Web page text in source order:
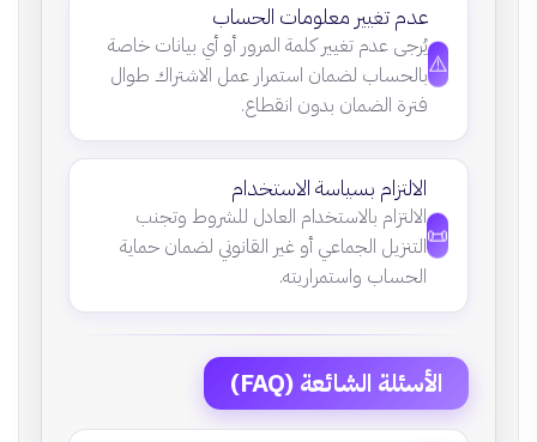
⚠️
عدم تغيير معلومات الحساب
يُرجى عدم تغيير كلمة المرور أو أي بيانات خاصة
بالحساب لضمان استمرار عمل الاشتراك طوال
فترة الضمان بدون انقطاع.
📜
الالتزام بسياسة الاستخدام
الالتزام بالاستخدام العادل للشروط وتجنب
التنزيل الجماعي أو غير القانوني لضمان حماية
الحساب واستمراريته.
الأسئلة الشائعة (FAQ)